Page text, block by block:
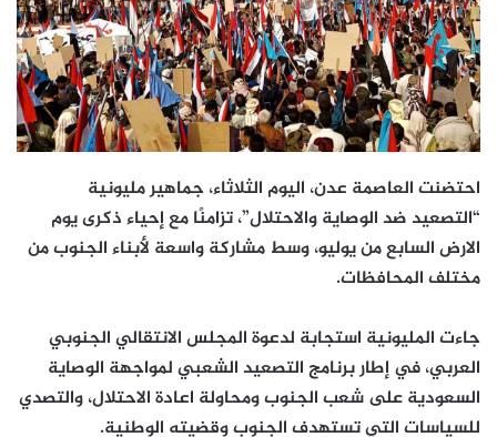
احتضنت العاصمة عدن، اليوم الثلاثاء، جماهير مليونية
“التصعيد ضد الوصاية والاحتلال”، تزامنًا مع إحياء ذكرى يوم
الارض السابع من يوليو، وسط مشاركة واسعة لأبناء الجنوب من
مختلف المحافظات.
جاءت المليونية استجابة لدعوة المجلس الانتقالي الجنوبي
العربي، في إطار برنامج التصعيد الشعبي لمواجهة الوصاية
السعودية على شعب الجنوب ومحاولة اعادة الاحتلال، والتصدي
للسياسات التي تستهدف الجنوب وقضيته الوطنية.